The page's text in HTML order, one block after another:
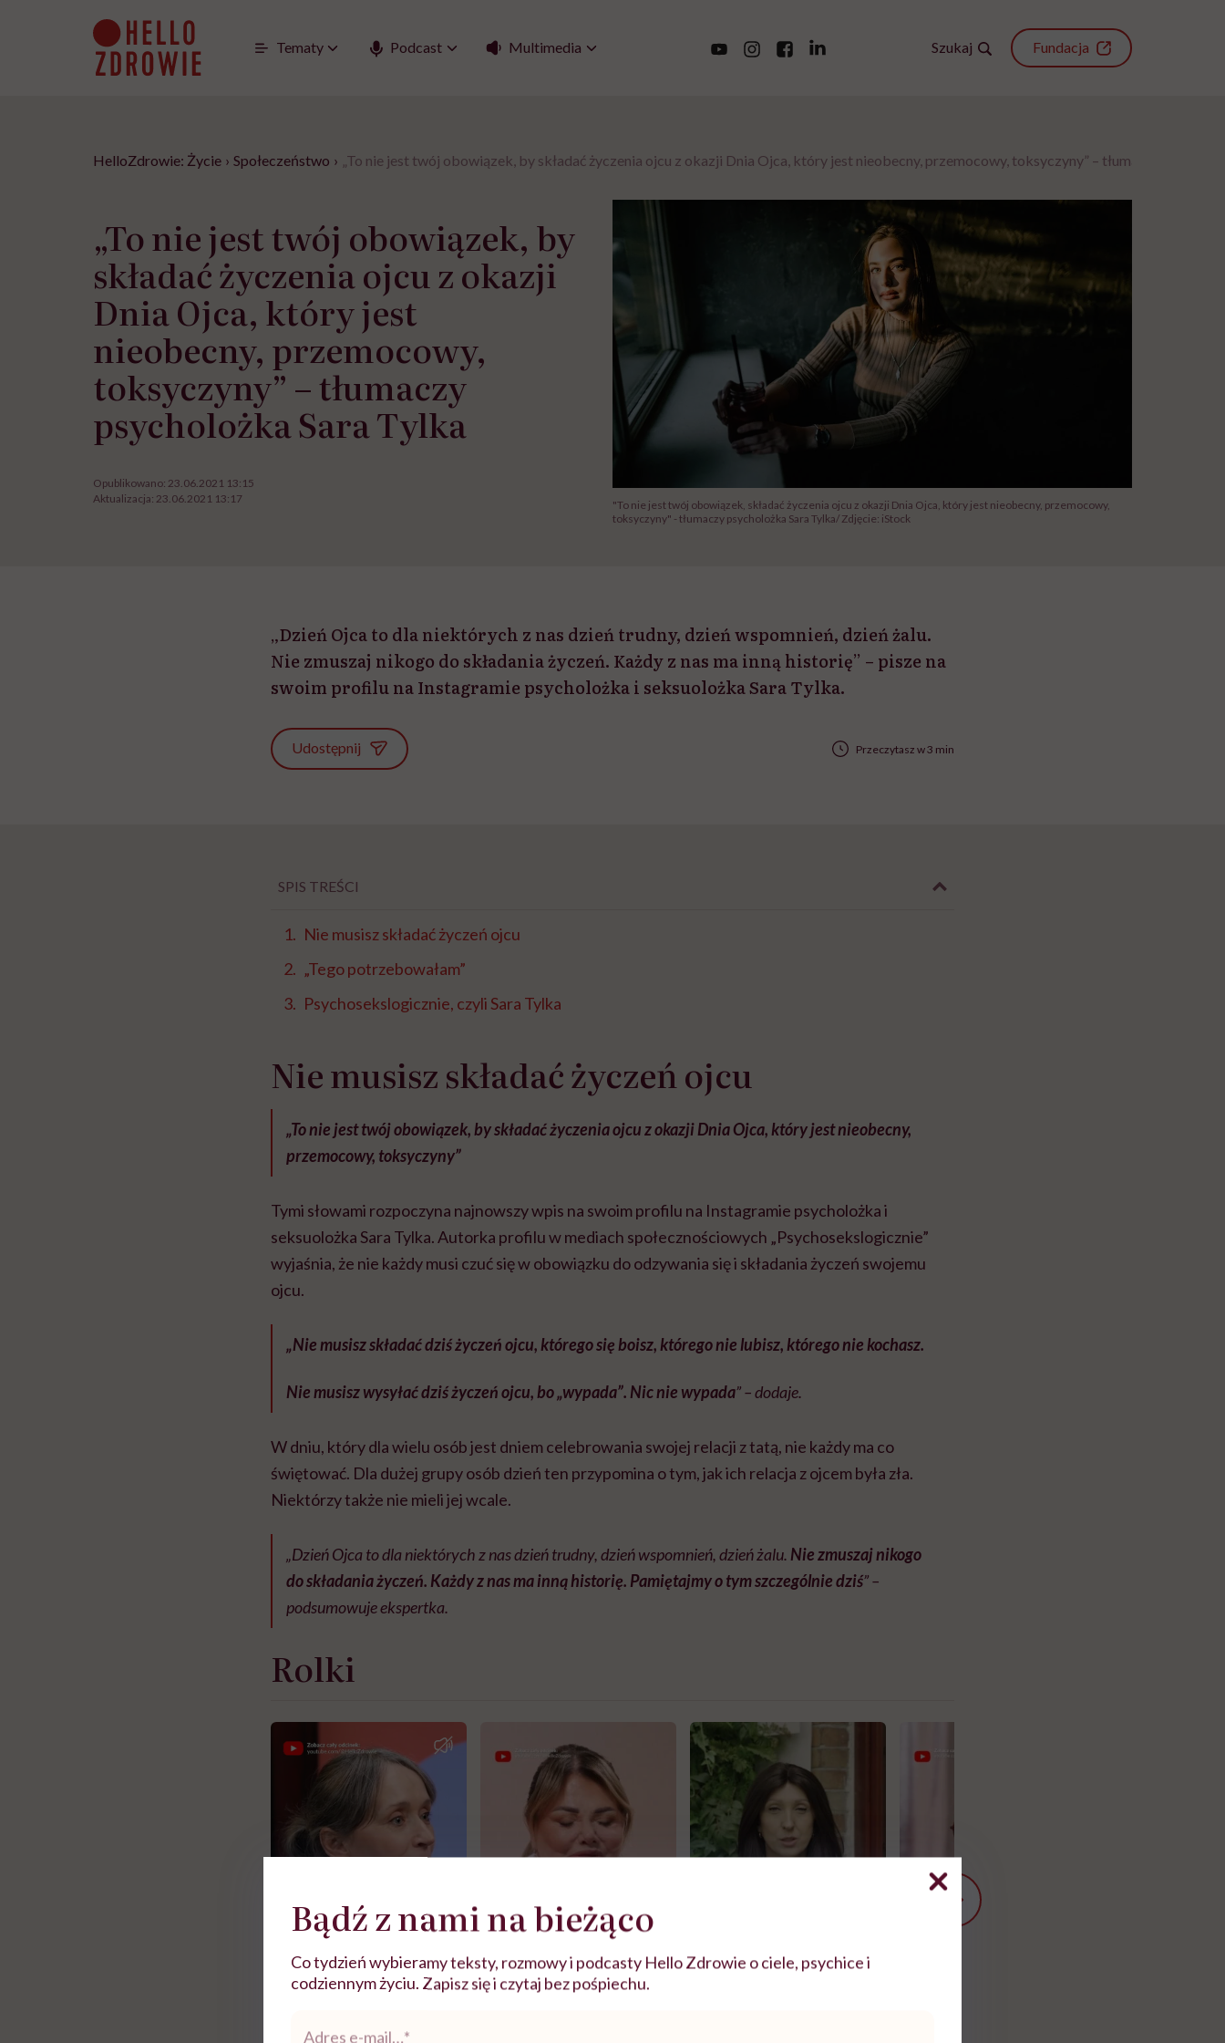
Tematy Podcast Multimedia Szukaj Fundacja
HelloZdrowie: Życie › Społeczeństwo › „To nie jest twój obowiązek, by składać życzenia ojcu z okazji Dnia Ojca, który jest nieobecny, przemocowy, toksyczyny” – tłumaczy
„To nie jest twój obowiązek, by
składać życzenia ojcu z okazji
Dnia Ojca, który jest
nieobecny, przemocowy,
toksyczyny” – tłumaczy
psycholożka Sara Tylka
Opublikowano: 23.06.2021 13:15
Aktualizacja: 23.06.2021 13:17
"To nie jest twój obowiązek, składać życzenia ojcu z okazji Dnia Ojca, który jest nieobecny, przemocowy,
toksyczyny" - tłumaczy psycholożka Sara Tylka/ Zdjęcie: iStock
„Dzień Ojca to dla niektórych z nas dzień trudny, dzień wspomnień, dzień żalu.
Nie zmuszaj nikogo do składania życzeń. Każdy z nas ma inną historię” – pisze na
swoim profilu na Instagramie psycholożka i seksuolożka Sara Tylka.
Udostępnij Przeczytasz w 3 min
SPIS TREŚCI
Nie musisz składać życzeń ojcu
„Tego potrzebowałam”
Psychosekslogicznie, czyli Sara Tylka
Nie musisz składać życzeń ojcu
„To nie jest twój obowiązek, by składać życzenia ojcu z okazji Dnia Ojca, który jest nieobecny,
przemocowy, toksyczyny”
Tymi słowami rozpoczyna najnowszy wpis na swoim profilu na Instagramie psycholożka i
seksuolożka Sara Tylka. Autorka profilu w mediach społecznościowych „Psychosekslogicznie”
wyjaśnia, że nie każdy musi czuć się w obowiązku do odzywania się i składania życzeń swojemu
ojcu.
„Nie musisz składać dziś życzeń ojcu, którego się boisz, którego nie lubisz, którego nie kochasz.
Nie musisz wysyłać dziś życzeń ojcu, bo „wypada”. Nic nie wypada” – dodaje.
W dniu, który dla wielu osób jest dniem celebrowania swojej relacji z tatą, nie każdy ma co
świętować. Dla dużej grupy osób dzień ten przypomina o tym, jak ich relacja z ojcem była zła.
Niektórzy także nie mieli jej wcale.
„Dzień Ojca to dla niektórych z nas dzień trudny, dzień wspomnień, dzień żalu. Nie zmuszaj nikogo
do składania życzeń. Każdy z nas ma inną historię. Pamiętajmy o tym szczególnie dziś” –
podsumowuje ekspertka.
Rolki
Bądź z nami na bieżąco
Co tydzień wybieramy teksty, rozmowy i podcasty Hello Zdrowie o ciele, psychice i
codziennym życiu. Zapisz się i czytaj bez pośpiechu.